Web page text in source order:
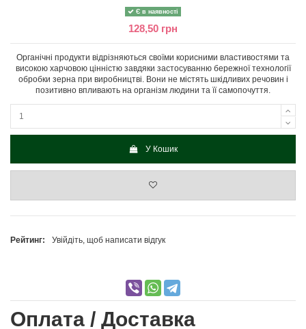
Є в наявності
128,50 грн
Органічні продукти відрізняються своїми корисними властивостями та
високою харчовою цінністю завдяки застосуванню бережної технології
обробки зерна при виробництві. Вони не містять шкідливих речовин і
позитивно впливають на організм людини та її самопочуття.
У Кошик
Рейтинг: Увійдіть, щоб написати відгук
Оплата / Доставка